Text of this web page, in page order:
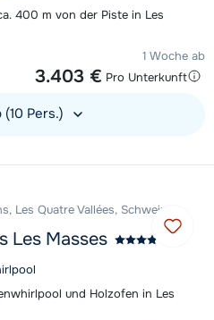
400 m von der Piste in Les
1 Woche ab
3.403 € Pro Unterkunft
Pers.)
Les Quatre Vallées, Schweiz
Les Masses
und Holzofen in Les